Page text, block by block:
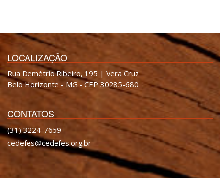
LOCALIZAÇÃO
Rua Demétrio Ribeiro, 195 | Vera Cruz
Belo Horizonte - MG - CEP 30285-680
CONTATOS
(31) 3224-7659
cedefes@cedefes.org.br